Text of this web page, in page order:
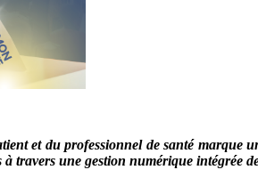
et du professionnel de santé marque
travers une gestion numérique intégrée